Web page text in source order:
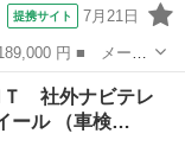
提携サイト 7月21日
名： Ｌ 届出済
軽減ブレーキキー
社外ナビテレ
ール （車検…